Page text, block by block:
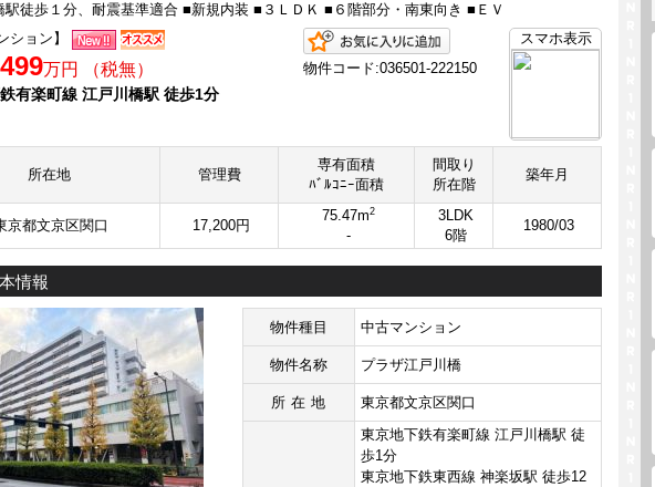
駅徒歩１分、耐震基準適合 ■新規内装 ■３ＬＤＫ ■６階部分・南東向き ■ＥＶ
ション】
万円 （税無）
有楽町線 江戸川橋駅 徒歩1分
スマホ表示
お気に入りに追加
物件コード:036501-222150
所在地 管理費
専有面積
ﾊﾞﾙｺﾆｰ面積
間取り
所在階
築年月
京都文京区関口 17,200円
75.47m2
-
3LDK
6階
1980/03
情報
物件種目 中古マンション
物件名称 プラザ江戸川橋
所在地 東京都文京区関口
東京地下鉄有楽町線 江戸川橋駅 徒
歩1分
東京地下鉄東西線 神楽坂駅 徒歩12